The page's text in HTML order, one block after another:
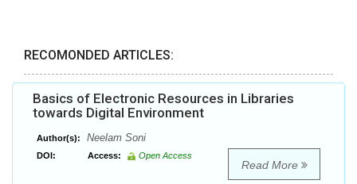
RECOMONDED ARTICLES:
Basics of Electronic Resources in Libraries
towards Digital Environment
Author(s): Neelam Soni
DOI: Access: Open Access
Read More